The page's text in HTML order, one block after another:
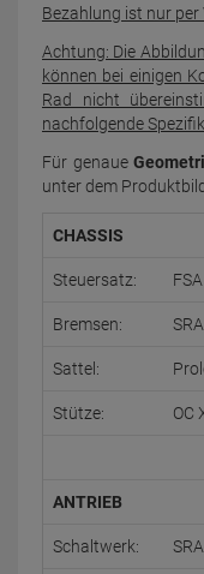
Bezahlung ist nur per
Achtung: Die
können bei einigen
Rad nicht
nachfolgende
Für genaue
unter dem Produktbild.
CHASSIS
Steuersatz:
Bremsen:
Sattel:
Stütze: OC
ANTRIEB
Schaltwerk: